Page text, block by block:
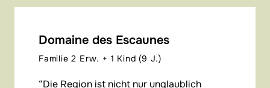
Domaine des Escaunes
Familie 2 Erw. + 1 Kind (9 J.)
Die Region ist nicht nur unglaublich